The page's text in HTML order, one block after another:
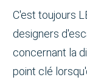
C'est toujours
designers
concernant la
point clé